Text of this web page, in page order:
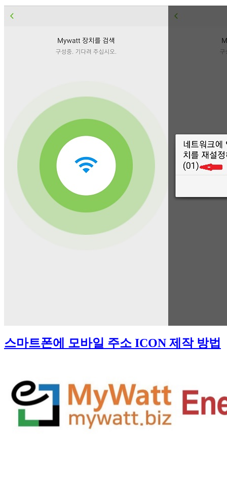
스마트폰에 모바일 주소 ICON 제작 방법